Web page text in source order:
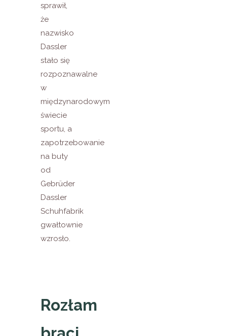
sprawił,
że
nazwisko
Dassler
stało się
rozpoznawalne
w
międzynarodowym
świecie
sportu, a
zapotrzebowanie
na buty
od
Gebrüder
Dassler
Schuhfabrik
gwałtownie
wzrosło.
Rozłam